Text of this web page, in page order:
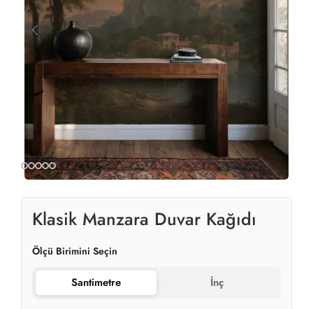
Klasik Manzara Duvar Kağıdı
Ölçü Birimini Seçin
Santimetre İnç